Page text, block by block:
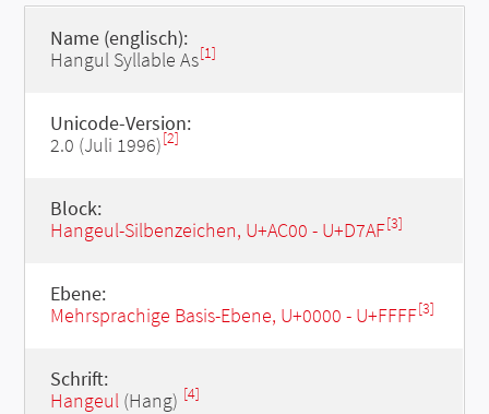
Name (englisch):
Hangul Syllable As[1]
Unicode-Version:
2.0 (Juli 1996)[2]
Block:
Hangeul-Silbenzeichen, U+AC00 - U+D7AF[3]
Ebene:
Mehrsprachige Basis-Ebene, U+0000 - U+FFFF[3]
Schrift:
Hangeul(Hang) [4]